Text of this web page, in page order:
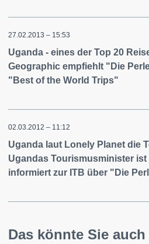
27.02.2013 – 15:53
Uganda - eines der Top 20
Geographic empfiehlt "Die
"Best of the World Trips"
02.03.2012 – 11:12
Uganda laut Lonely Planet die
Ugandas Tourismusminister ist
informiert zur ITB über "Die
Das könnte Sie auch